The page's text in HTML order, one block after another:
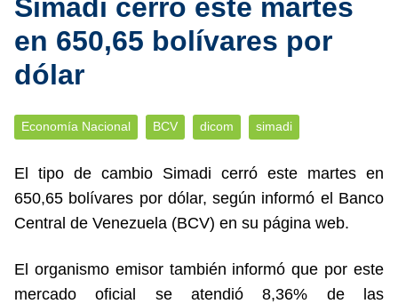
Simadi cerró este martes
en 650,65 bolívares por
dólar
Economía Nacional BCV dicom simadi
El tipo de cambio Simadi cerró este martes en
650,65 bolívares por dólar, según informó el Banco
Central de Venezuela (BCV) en su página web.
El organismo emisor también informó que por este
mercado oficial se atendió 8,36% de las